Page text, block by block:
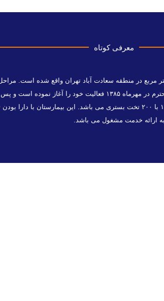
معرفی کوتاه
پارسیان با زیر بنای ۱90۰۰ متر مربع در منطقه سعادت آباد تهران واقع شده
سال ۱۳۸۱ شروع و با تلاش مسئولین محترم در مهرماه ۱۳۸۵ فعالیت خود را
سال ۱۳۹۸ دارای امتیاز ارزشیابی درجه ۱ با ۲۰۰ تخت بستری می باشد. این بیمارستان با
خدمت مشغول می باشد.